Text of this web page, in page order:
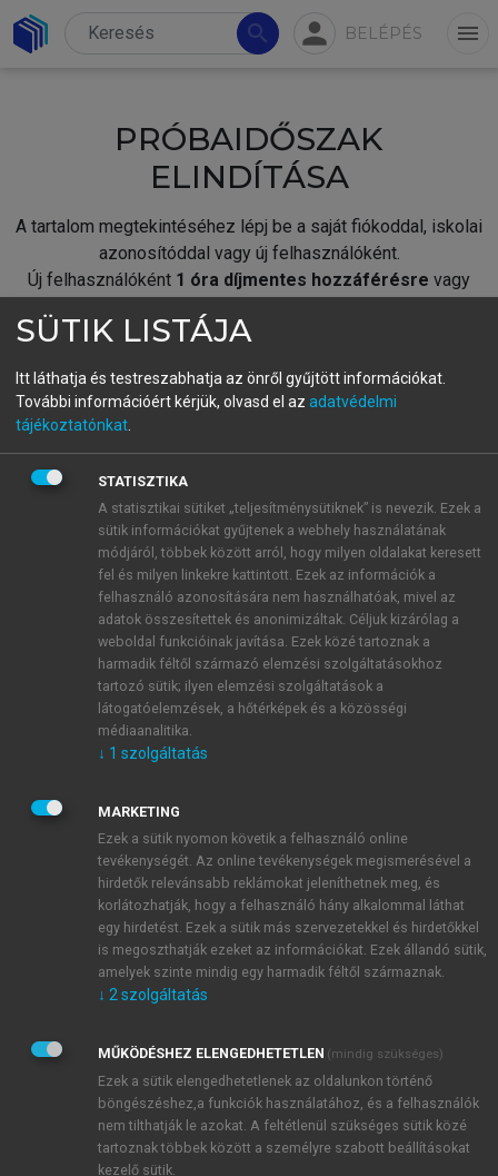
search person BELÉPÉS menu
PRÓBAIDŐSZAK
ELINDÍTÁSA
A tartalom megtekintéséhez lépj be a saját fiókoddal, iskolai
azonosítóddal vagy új felhasználóként.
Új felhasználóként 1 óra díjmentes hozzáférésre vagy
fiókoddal,vagy hozz létre új fiókot.
A regisztráció után apróbaidőszakautomatikusan
BELÉPÉS SAJÁT FIÓKKAL
ÚJ FIÓK LÉTREHOZÁSA
1 óra díjmentes hozzáférés
E-MAIL-CÍM
JELSZÓ
JELSZÓ ÚJRA
Kérek értesítést a MeRSZ újdonságairól, akcióiról.
Kérek értesítést az Akadémiai Kiadó Zrt. újdonságairól,
Adatkezelési tájékoztatóbanfoglaltakat tudomásul
veszem és elfogadom.
Általános vásárlási feltételeket, valamint a szotar.netés a
mersz.huoldalak licencszerződéseiben foglaltakat
tudomásul veszem és elfogadom.
SÜTIK LISTÁJA
Itt láthatja és testreszabhatja az önről gyűjtött információkat.
További információért kérjük, olvasd el az adatvédelmi
tájékoztatónkat
STATISZTIKA
A statisztikai sütiket „teljesítménysütiknek” is nevezik. Ezek a
sütik információkat gyűjtenek a webhely használatának
módjáról, többek között arról, hogy milyen oldalakat keresett
fel és milyen linkekre kattintott. Ezek az információk a
felhasználó azonosítására nem használhatóak, mivel az
adatok összesítettek és anonimizáltak. Céljuk kizárólag a
weboldal funkcióinak javítása. Ezek közé tartoznak a
harmadik féltől származó elemzési szolgáltatásokhoz
tartozó sütik; ilyen elemzési szolgáltatások a
látogatóelemzések, a hőtérképek és a közösségi
médiaanalitika.
↓ 1 szolgáltatás
MARKETING
Ezek a sütik nyomon követik a felhasználó online
tevékenységét. Az online tevékenységek megismerésével a
hirdetők relevánsabb reklámokat jeleníthetnek meg, és
korlátozhatják, hogy a felhasználó hány alkalommal láthat
egy hirdetést. Ezek a sütik más szervezetekkel és hirdetőkkel
is megoszthatják ezeket az információkat. Ezek állandó sütik,
amelyek szinte mindig egy harmadik féltől származnak.
↓ 2 szolgáltatás
MŰKÖDÉSHEZ ELENGEDHETETLEN (mindig szükséges)
Ezek a sütik elengedhetetlenek az oldalunkon történő
böngészéshez,a funkciók használatához, és a felhasználók
nem tilthatják le azokat. A feltétlenül szükséges sütik közé
tartoznak többek között a személyre szabott beállításokat
kezelő sütik.